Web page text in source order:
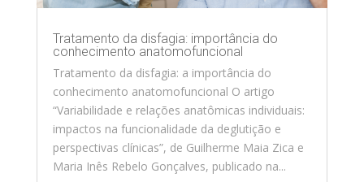
Tratamento da disfagia: importância do
conhecimento anatomofuncional
Tratamento da disfagia: a importância do
conhecimento anatomofuncional O artigo
“Variabilidade e relações anatômicas individuais:
impactos na funcionalidade da deglutição e
perspectivas clínicas”, de Guilherme Maia Zica e
Maria Inês Rebelo Gonçalves, publicado na...